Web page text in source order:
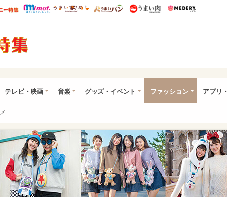
マ* ウレぴあ総研 ディズニー特集
mimot. うまいめし うまいパン うまい肉
テレビ・映画 音楽 グッズ・イベント ファッション アプリ